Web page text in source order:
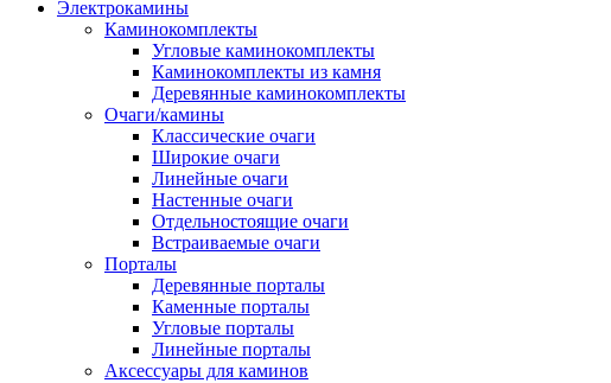
Электрокамины
Каминокомплекты
Угловые каминокомплекты
Каминокомплекты из камня
Деревянные каминокомплекты
Очаги/камины
Классические очаги
Широкие очаги
Линейные очаги
Настенные очаги
Отдельностоящие очаги
Встраиваемые очаги
Порталы
Деревянные порталы
Каменные порталы
Угловые порталы
Линейные порталы
Аксессуары для каминов